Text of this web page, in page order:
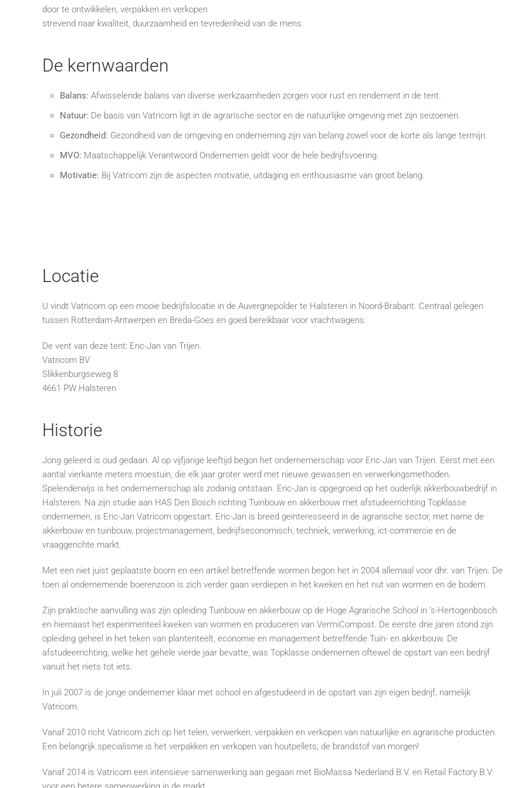
door te ontwikkelen, verpakken en verkopen
strevend naar kwaliteit, duurzaamheid en tevredenheid van de mens.
De kernwaarden
Balans: Afwisselende balans van diverse werkzaamheden zorgen voor rust en rendement in de tent.
Natuur: De basis van Vatricom ligt in de agrarische sector en de natuurlijke omgeving met zijn seizoenen.
Gezondheid: Gezondheid van de omgeving en onderneming zijn van belang zowel voor de korte als lange termijn.
MVO: Maatschappelijk Verantwoord Ondernemen geldt voor de hele bedrijfsvoering.
Motivatie: Bij Vatricom zijn de aspecten motivatie, uitdaging en enthousiasme van groot belang.
Locatie
U vindt Vatricom op een mooie bedrijfslocatie in de Auvergnepolder te Halsteren in Noord-Brabant. Centraal gelegen
tussen Rotterdam-Antwerpen en Breda-Goes en goed bereikbaar voor vrachtwagens.
De vent van deze tent: Eric-Jan van Trijen.
Vatricom BV
Slikkenburgseweg 8
4661 PW Halsteren
Historie
Jong geleerd is oud gedaan. Al op vijfjarige leeftijd begon het ondernemerschap voor Eric-Jan van Trijen. Eerst met een
aantal vierkante meters moestuin, die elk jaar groter werd met nieuwe gewassen en verwerkingsmethoden.
Spelenderwijs is het ondernemerschap als zodanig ontstaan. Eric-Jan is opgegroeid op het ouderlijk akkerbouwbedrijf in
Halsteren. Na zijn studie aan HAS Den Bosch richting Tuinbouw en akkerbouw met afstudeerrichting Topklasse
ondernemen, is Eric-Jan Vatricom opgestart. Eric-Jan is breed geïnteresseerd in de agrarische sector, met name de
akkerbouw en tuinbouw, projectmanagement, bedrijfseconomisch, techniek, verwerking, ict-commercie en de
vraaggerichte markt.
Met een niet juist geplaatste boom en een artikel betreffende wormen begon het in 2004 allemaal voor dhr. van Trijen. De
toen al ondernemende boerenzoon is zich verder gaan verdiepen in het kweken en het nut van wormen en de bodem.
Zijn praktische aanvulling was zijn opleiding Tuinbouw en akkerbouw op de Hoge Agrarische School in ’s-Hertogenbosch
en hiernaast het experimenteel kweken van wormen en produceren van VermiCompost. De eerste drie jaren stond zijn
opleiding geheel in het teken van plantenteelt, economie en management betreffende Tuin- en akkerbouw. De
afstudeerrichting, welke het gehele vierde jaar bevatte, was Topklasse ondernemen oftewel de opstart van een bedrijf
vanuit het niets tot iets.
In juli 2007 is de jonge ondernemer klaar met school en afgestudeerd in de opstart van zijn eigen bedrijf, namelijk
Vatricom.
Vanaf 2010 richt Vatricom zich op het telen, verwerken, verpakken en verkopen van natuurlijke en agrarische producten.
Een belangrijk specialisme is het verpakken en verkopen van houtpellets; de brandstof van morgen!
Vanaf 2014 is Vatricom een intensieve samenwerking aan gegaan met BioMassa Nederland B.V. en Retail Factory B.V.